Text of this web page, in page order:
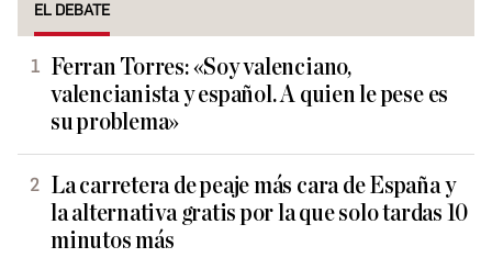
EL DEBATE
Ferran Torres: «Soy valenciano,
valencianista y español. A quien le pese es
su problema»
La carretera de peaje más cara de España y
la alternativa gratis por la que solo tardas 10
minutos más